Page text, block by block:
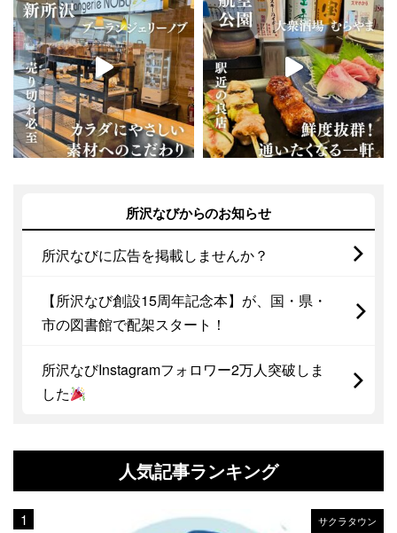
所沢なびからのお知らせ
所沢なびに広告を掲載しませんか？
【所沢なび創設15周年記念本】が、国・県・
市の図書館で配架スタート！
所沢なびInstagramフォロワー2万人突破しま
した
人気記事ランキング
サクラタウン